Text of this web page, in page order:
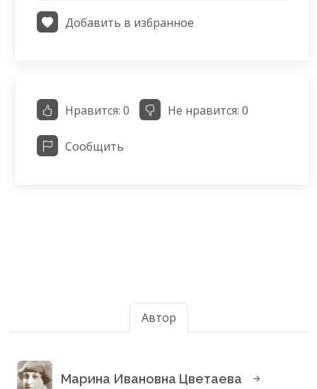
Добавить в избранное
Нравится: 0 Не нравится: 0
Сообщить
Автор
Марина Ивановна Цветаева